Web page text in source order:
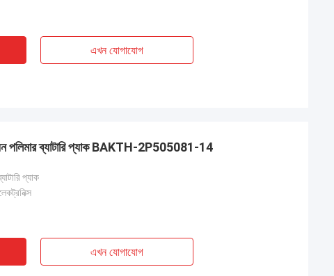
এখন যোগাযোগ
পলিমার ব্যাটারি প্যাক BAKTH-2P505081-14
প্যাক
এখন যোগাযোগ